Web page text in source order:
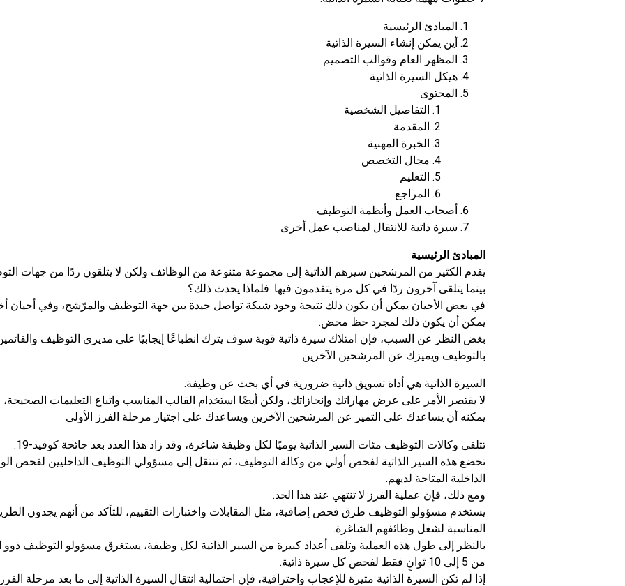
المبادئ الرئيسية
أين يمكن إنشاء السيرة الذاتية
المظهر العام وقوالب التصميم
هيكل السيرة الذاتية
المحتوى
التفاصيل الشخصية
المقدمة
الخبرة المهنية
مجال التخصص
التعليم
المراجع
أصحاب العمل وأنظمة التوظيف
سيرة ذاتية للانتقال لمناصب عمل أخرى
المبادئ الرئيسية
يقدم الكثير من المرشحين سيرهم الذاتية إلى مجموعة متنوعة من الوظائف ولكن لا يتلقون ردًا من جهات
بينما يتلقى آخرون ردًا في كل مرة يتقدمون فيها. فلماذا يحدث ذلك؟
في بعض الأحيان يمكن أن يكون ذلك نتيجة وجود شبكة تواصل جيدة بين جهة التوظيف والمرّشح، وفي أحيان
يمكن أن يكون ذلك لمجرد حظ محض.
بغض النظر عن السبب، فإن امتلاك سيرة ذاتية قوية سوف يترك انطباعًا إيجابيًا على مديري التوظيف
بالتوظيف ويميزك عن المرشحين الآخرين.
السيرة الذاتية هي أداة تسويق ذاتية ضرورية في أي بحث عن وظيفة.
لا يقتصر الأمر على عرض مهاراتك وإنجازاتك، ولكن أيضًا استخدام القالب المناسب واتباع التعليمات الصحيحة،
يمكنه أن يساعدك على التميز عن المرشحين الآخرين ويساعدك على اجتياز مرحلة الفرز الأولى
تتلقى وكالات التوظيف مئات السير الذاتية يوميًا لكل وظيفة شاغرة، وقد زاد هذا العدد بعد جائحة كوفيد-19.
تخضع هذه السير الذاتية لفحص أولي من وكالة التوظيف، ثم تنتقل إلى مسؤولي التوظيف الداخليين لفحص
الداخلية المتاحة لديهم.
ومع ذلك، فإن عملية الفرز لا تنتهي عند هذا الحد.
يستخدم مسؤولو التوظيف طرق فحص إضافية، مثل المقابلات واختبارات التقييم، للتأكد من أنهم يجدون
المناسبة لشغل وظائفهم الشاغرة.
بالنظر إلى طول هذه العملية وتلقى أعداد كبيرة من السير الذاتية لكل وظيفة، يستغرق مسؤولو التوظيف ذوو
من 5 إلى 10 ثوانٍ فقط لفحص كل سيرة ذاتية.
إذا لم تكن السيرة الذاتية مثيرة للإعجاب واحترافية، فإن احتمالية انتقال السيرة الذاتية إلى ما بعد مرحلة الفرز